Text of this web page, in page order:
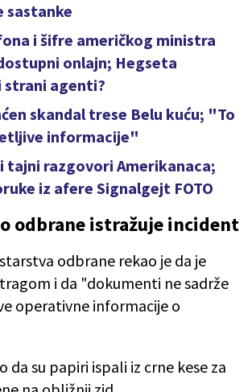
sastanke
i šifre američkog ministra
onlajn; Hegseta
strani agenti?
skandal trese Belu kuću; "To
informacije"
tajni razgovori Amerikanaca;
iz afere Signalgejt FOTO
odbrane istražuje incident
odbrane rekao je da je
i da "dokumenti ne sadrže
operativne informacije o
da su papiri ispali iz crne kese za